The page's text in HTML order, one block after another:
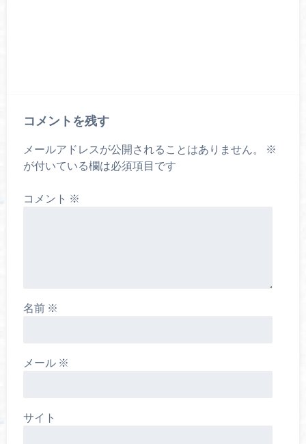
コメントを残す
メールアドレスが公開されることはありません。
※
が付いている欄は必須項目です
コメント ※
名前 ※
メール ※
サイト